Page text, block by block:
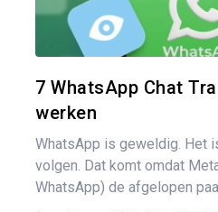
7 WhatsApp Chat
werken
WhatsApp is geweldig. Het
volgen. Dat komt omdat
WhatsApp) de afgelopen